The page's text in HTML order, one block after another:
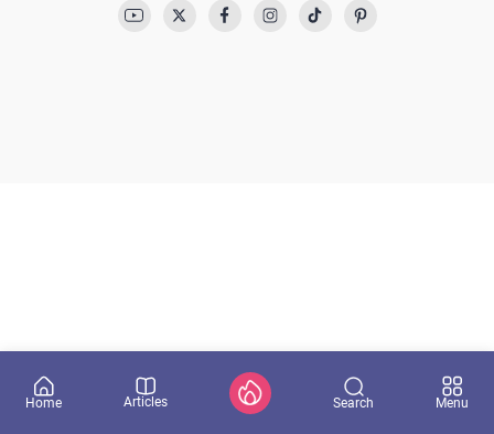
Home Articles Search Menu